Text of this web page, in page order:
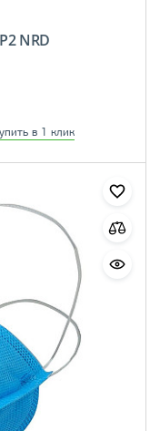
NRD
в 1 клик